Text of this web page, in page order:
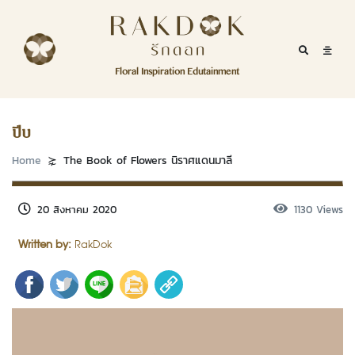
RakDok (รักดอก)
Floral Inspiration Edutainment
Mobile
RakDok
Menu
MAGAZINE
EDUTAINMENT
RAKDOK
ABOUT
CONTACT
ปีบ
Home The Book of Flowers นิราศแดนมาลี
Written by: RakDok
20 สิงหาคม 2020 1130 Views